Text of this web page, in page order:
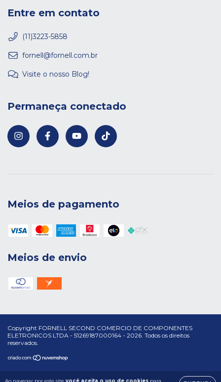
Ao navegar por este site você aceita o uso de cookies para
Entre em contato
(11)3223-5858
fornell@fornell.com.br
Visite o nosso Blog!
Permaneça conectado
Meios de pagamento
Meios de envio
Copyright FORNELL SECOND COMERCIO DE COMPONENTES
ELETRONICOS LTDA - 51269187000164 - 2026. Todos os direitos
reservados.